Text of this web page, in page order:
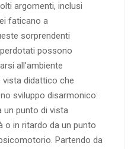
argomenti, inclusi
faticano a
sorprendenti
possono
all’ambiente
didattico che
sviluppo disarmonico:
un punto di vista
o in ritardo da un punto
Partendo da